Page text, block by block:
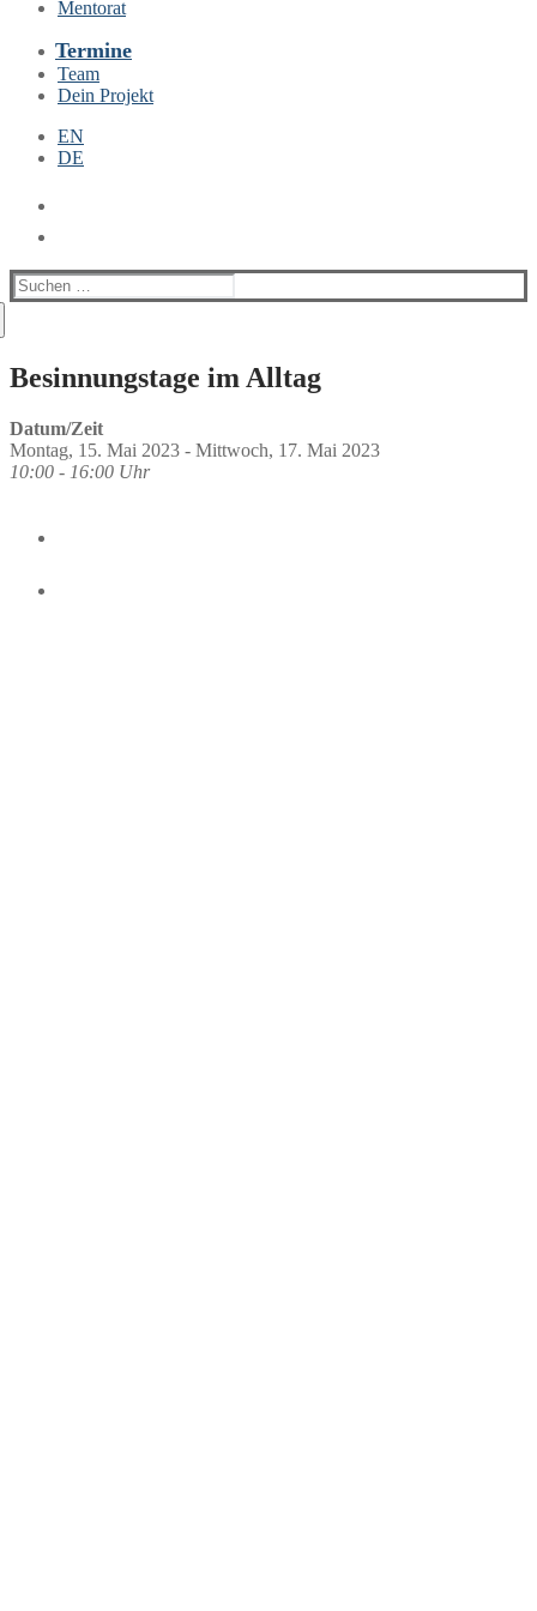
Mentorat
Termine
Team
Dein Projekt
EN
DE
Suchen
nach:
Besinnungstage im Alltag
Datum/Zeit
Montag, 15. Mai 2023 - Mittwoch, 17. Mai 2023
10:00 - 16:00 Uhr